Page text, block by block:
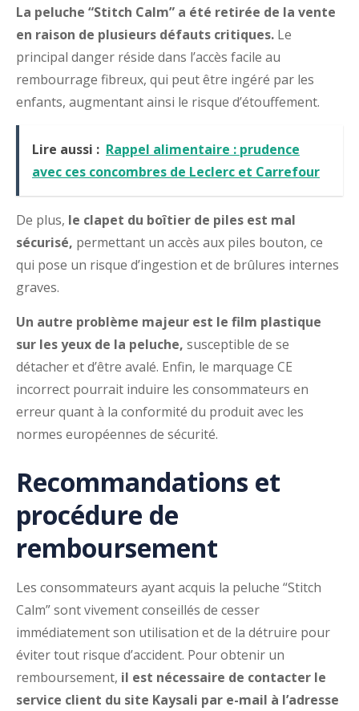
La peluche “Stitch Calm” a été retirée de la vente
en raison de plusieurs défauts critiques. Le
principal danger réside dans l’accès facile au
rembourrage fibreux, qui peut être ingéré par les
enfants, augmentant ainsi le risque d’étouffement.
Lire aussi : Rappel alimentaire : prudence
avec ces concombres de Leclerc et Carrefour
De plus, le clapet du boîtier de piles est mal
sécurisé, permettant un accès aux piles bouton, ce
qui pose un risque d’ingestion et de brûlures internes
graves.
Un autre problème majeur est le film plastique
sur les yeux de la peluche, susceptible de se
détacher et d’être avalé. Enfin, le marquage CE
incorrect pourrait induire les consommateurs en
erreur quant à la conformité du produit avec les
normes européennes de sécurité.
Recommandations et
procédure de
remboursement
Les consommateurs ayant acquis la peluche “Stitch
Calm” sont vivement conseillés de cesser
immédiatement son utilisation et de la détruire pour
éviter tout risque d’accident. Pour obtenir un
remboursement, il est nécessaire de contacter le
service client du site Kaysali par e-mail à l’adresse